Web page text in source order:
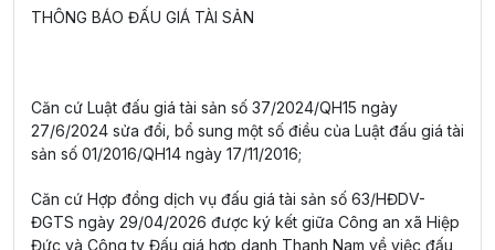
THÔNG BÁO ĐẤU GIÁ TÀI SẢN
Căn cứ Luật đấu giá tài sản số 37/2024/QH15 ngày
27/6/2024 sửa đổi, bổ sung một số điều của Luật đấu giá tài
sản số 01/2016/QH14 ngày 17/11/2016;
Căn cứ Hợp đồng dịch vụ đấu giá tài sản số 63/HĐDV-
ĐGTS ngày 29/04/2026 được ký kết giữa Công an xã Hiệp
Đức và Công ty Đấu giá hợp danh Thanh Nam về việc đấu